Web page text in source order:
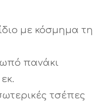
με κόσμημα
πανάκι
τσέπες